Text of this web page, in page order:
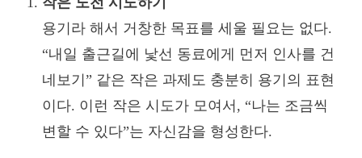
용기라 해서 거창한 목표를 세울 필요는 없다.
“내일 출근길에 낯선 동료에게 먼저 인사를 건
네보기” 같은 작은 과제도 충분히 용기의 표현
이다. 이런 작은 시도가 모여서, “나는 조금씩
변할 수 있다”는 자신감을 형성한다.